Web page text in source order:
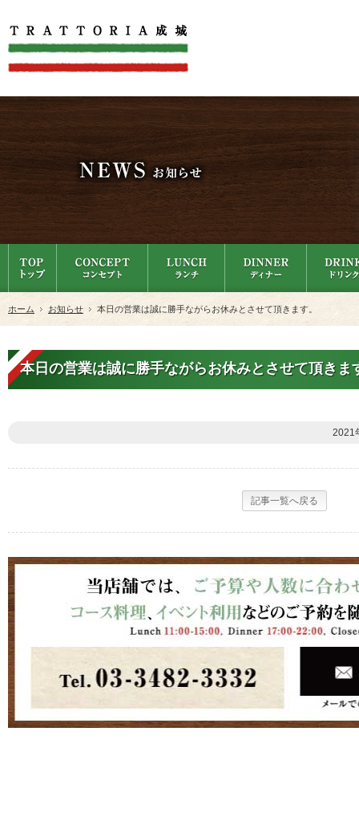
ホーム お知らせ 本日の営業は誠に勝手ながらお休みとさせて頂きます。
本日の営業は誠に勝手ながらお休みとさせて頂きま
2021
記事一覧へ戻る